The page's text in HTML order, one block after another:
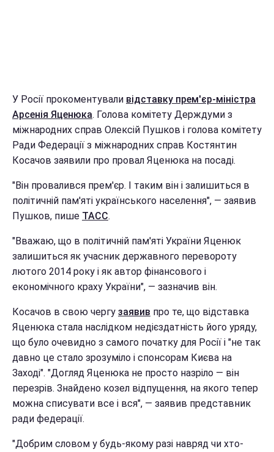
У Росії прокоментували відставку прем'єр-міністра
Арсенія Яценюка. Голова комітету Держдуми з
міжнародних справ Олексій Пушков і голова комітету
Ради Федерації з міжнародних справ Костянтин
Косачов заявили про провал Яценюка на посаді.
"Він провалився прем'єр. І таким він і залишиться в
політичній пам'яті українського населення", — заявив
Пушков, пише ТАСС.
"Вважаю, що в політичній пам'яті України Яценюк
залишиться як учасник державного перевороту
лютого 2014 року і як автор фінансового і
економічного краху України", — зазначив він.
Косачов в свою чергу заявив про те, що відставка
Яценюка стала наслідком недієздатність його уряду,
що було очевидно з самого початку для Росії і "не так
давно це стало зрозуміло і спонсорам Києва на
Заході". "Догляд Яценюка не просто назріло — він
перезрів. Знайдено козел відпущення, на якого тепер
можна списувати все і вся", — заявив представник
ради федерації.
"Добрим словом у будь-якому разі навряд чи хто-